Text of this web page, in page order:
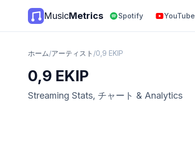
MusicMetrics Spotify YouTube
ホーム/アーティスト /0,9 EKIP
0,9 EKIP
Streaming Stats, チャート & Analytics